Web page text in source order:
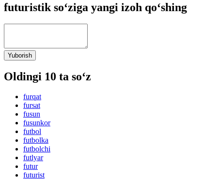
futuristik so‘ziga yangi izoh qo‘shing
Yuborish
Oldingi 10 ta so‘z
furqat
fursat
fusun
fusunkor
futbol
futbolka
futbolchi
futlyar
futur
futurist